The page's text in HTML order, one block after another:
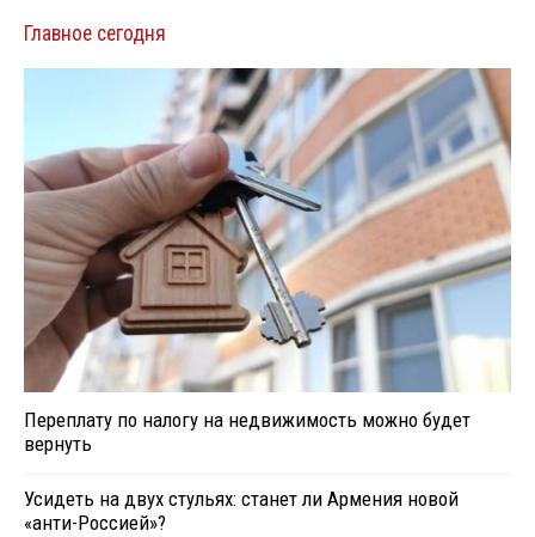
Главное сегодня
Переплату по налогу на недвижимость можно будет
вернуть
Усидеть на двух стульях: станет ли Армения новой
«анти-Россией»?